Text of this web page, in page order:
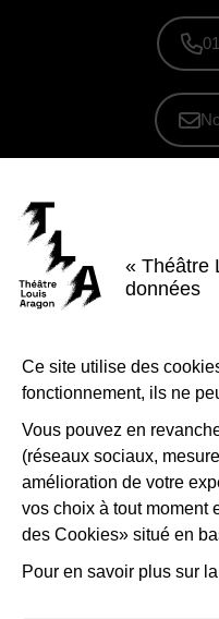
« Théâtre
données
Ce site utilise des
fonctionnement, ils ne
Vous pouvez en
(réseaux sociaux,
amélioration de votre
vos choix à tout moment
des Cookies» situé en
Pour en savoir plus sur la
Le Théâtre Louis Aragon,
Département de la Seine-
de-France.
3-